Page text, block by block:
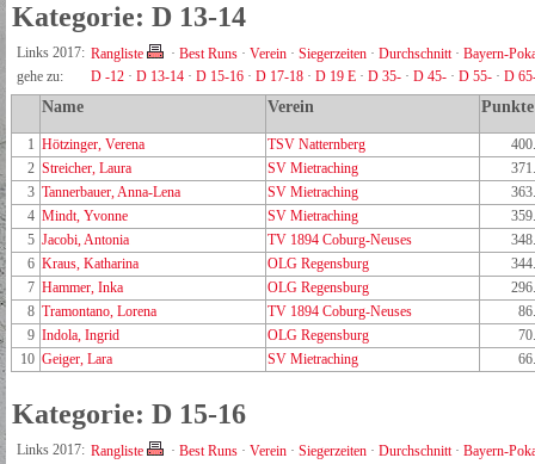
Kategorie: D 13-14
Links 2017: Rangliste · Best Runs · Verein · Siegerzeiten · Durchschnitt· Bayern-
gehe zu:
D -12 · D 13-14 · D 15-16 · D 17-18 · D 19 E · D 35- · D 45- · D 55- · D
Name Verein Punkte
1 Hötzinger, Verena TSV Natternberg
2 Streicher, Laura SV Mietraching
3 Tannerbauer, Anna-Lena SV Mietraching
4 Mindt, Yvonne SV Mietraching
5 Jacobi, Antonia TV 1894 Coburg-Neuses
6 Kraus, Katharina OLG Regensburg
7 Hammer, Inka OLG Regensburg
8 Tramontano, Lorena TV 1894 Coburg-Neuses
9 Indola, Ingrid OLG Regensburg
10 Geiger, Lara SV Mietraching
Kategorie: D 15-16
Links 2017: Rangliste · Best Runs · Verein · Siegerzeiten · Durchschnitt· Bayern-